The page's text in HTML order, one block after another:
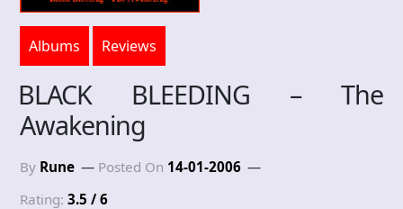
Albums Reviews
BLACK BLEEDING – The
Awakening
By Rune Posted On 14-01-2006
Rating: 3.5 / 6